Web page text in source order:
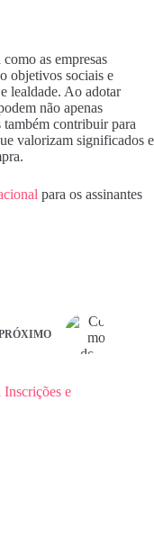
as empresas
objetivos sociais e
lealdade. Ao adotar
não apenas
também contribuir para
valorizam significados e
para os assinantes